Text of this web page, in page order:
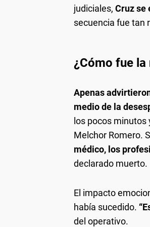
judiciales, Cruz se
secuencia fue tan
¿Cómo fue
Apenas
medio de la
los pocos minutos
Melchor Romero.
médico, los
declarado muerto.
El impacto
había sucedido.
del operativo.